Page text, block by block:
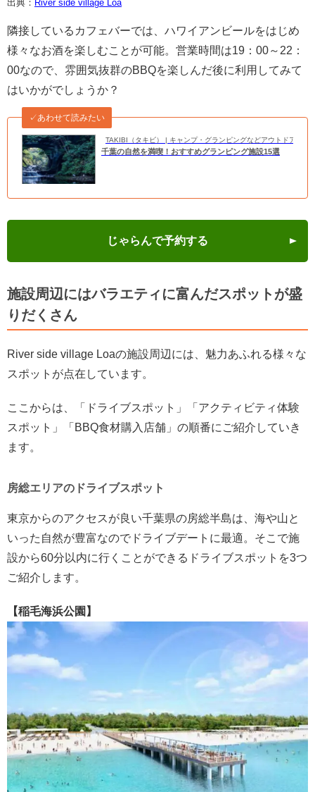
出典： River side village Loa
隣接しているカフェバーでは、ハワイアンビールをはじめ
様々なお酒を楽しむことが可能。営業時間は19：00～22：
00なので、雰囲気抜群のBBQを楽しんだ後に利用してみて
はいかがでしょうか？
TAKIBI（タキビ） | キャンプ・グランピングなどアウトドアの総
✓あわせて読みたい
千葉の自然を満喫！おすすめグランピング施設15選
じゃらんで予約する
施設周辺にはバラエティに富んだスポットが盛
りだくさん
River side village Loaの施設周辺には、魅力あふれる様々な
スポットが点在しています。
ここからは、「ドライブスポット」「アクティビティ体験
スポット」「BBQ食材購入店舗」の順番にご紹介していき
ます。
房総エリアのドライブスポット
東京からのアクセスが良い千葉県の房総半島は、海や山と
いった自然が豊富なのでドライブデートに最適。そこで施
設から60分以内に行くことができるドライブスポットを3つ
ご紹介します。
【稲毛海浜公園】